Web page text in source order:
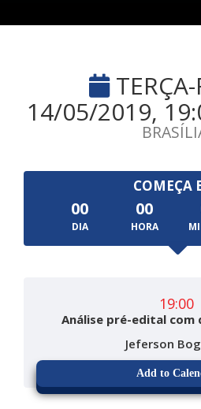
TERÇA-
14/05/2019,
COMEÇA
00
DIA
00
HORA
19:00
Análise pré-edital com
Jeferson
Add to